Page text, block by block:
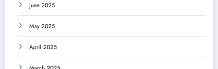
June 2025
May 2025
April 2025